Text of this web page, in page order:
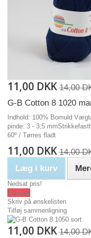
11,00 DKK 14,00
G-B Cotton 8 1020
Indhold: 100% Bomuld
pinde: 3 - 3,5
60º / Tørres fladt
11,00 DKK 14,00
Læg i kurv
Nedsat pris!
Udsolgt
Skriv på ønskelisten
Tilføj sammenligning
11,00 DKK 14,00